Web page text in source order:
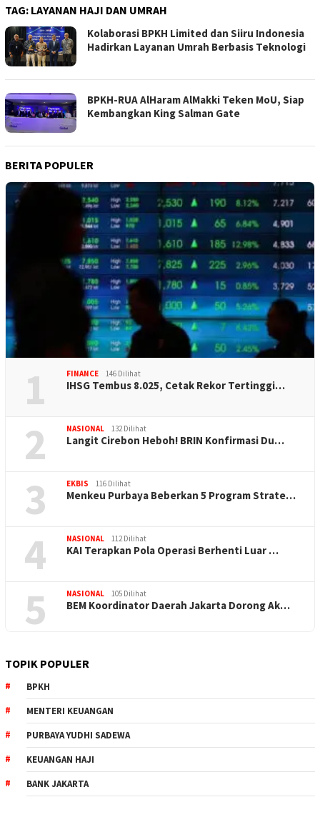
TAG: LAYANAN HAJI DAN UMRAH
Kolaborasi BPKH Limited dan Siiru Indonesia
Hadirkan Layanan Umrah Berbasis Teknologi
BPKH-RUA AlHaram AlMakki Teken MoU, Siap
Kembangkan King Salman Gate
BERITA POPULER
1 FINANCE 146 Dilihat
IHSG Tembus 8.025, Cetak Rekor Tertinggi…
2 NASIONAL 132 Dilihat
Langit Cirebon Heboh! BRIN Konfirmasi Du…
3 EKBIS 116 Dilihat
Menkeu Purbaya Beberkan 5 Program Strate…
4 NASIONAL 112 Dilihat
KAI Terapkan Pola Operasi Berhenti Luar …
5 NASIONAL 105 Dilihat
BEM Koordinator Daerah Jakarta Dorong Ak…
TOPIK POPULER
BPKH
MENTERI KEUANGAN
PURBAYA YUDHI SADEWA
KEUANGAN HAJI
BANK JAKARTA